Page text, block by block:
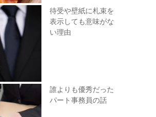
待受や壁紙に札束を
表示しても意味がな
い理由
誰よりも優秀だった
パート事務員の話